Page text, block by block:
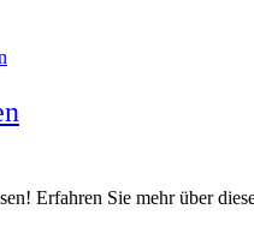
Erfahren Sie mehr über